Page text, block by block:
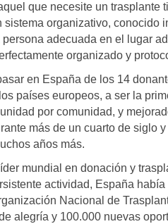
que necesite un
organizativo, conocido
adecuada en el lugar
organizado y
en España de los 14
países europeos, a ser la
por comunidad, y
más de un cuarto de siglo
años más.
mundial en donación y
actividad, España
Nacional de
alegría y 100.000 nuevas